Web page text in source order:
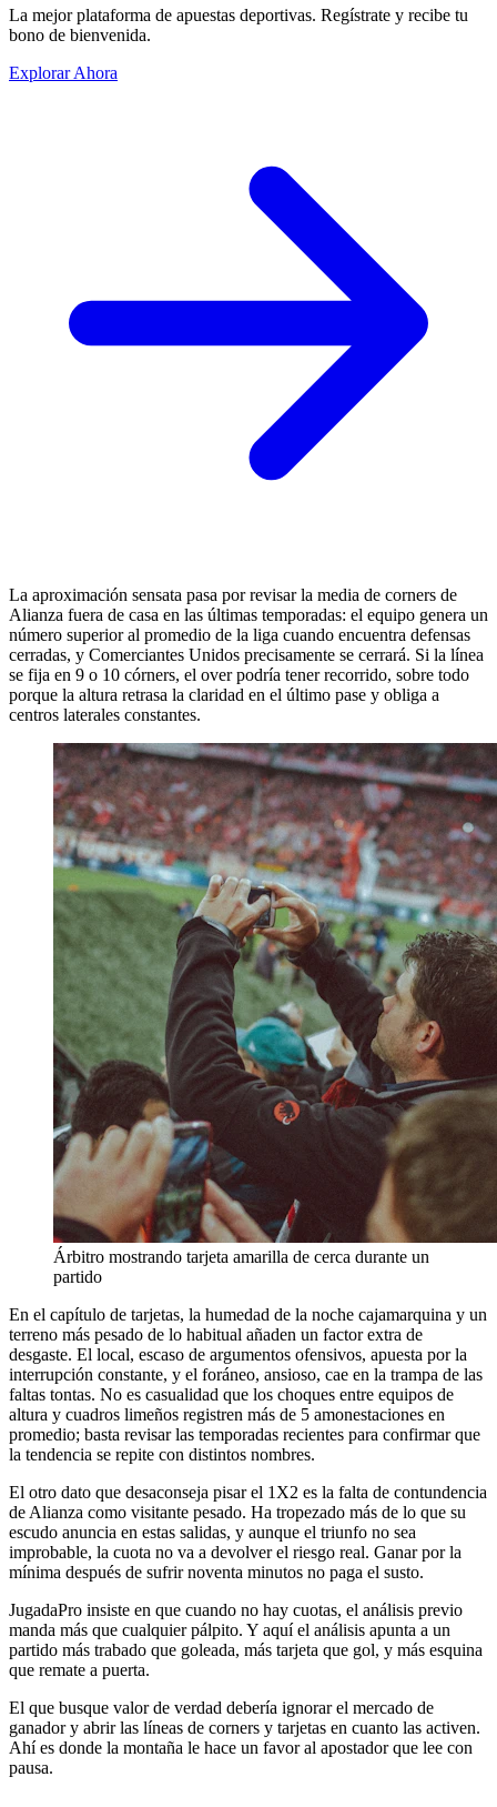
La mejor plataforma de apuestas deportivas. Regístrate y recibe tu
bono de bienvenida.
Explorar Ahora
La aproximación sensata pasa por revisar la media de corners de
Alianza fuera de casa en las últimas temporadas: el equipo genera un
número superior al promedio de la liga cuando encuentra defensas
cerradas, y Comerciantes Unidos precisamente se cerrará. Si la línea
se fija en 9 o 10 córners, el over podría tener recorrido, sobre todo
porque la altura retrasa la claridad en el último pase y obliga a
centros laterales constantes.
Árbitro mostrando tarjeta amarilla de cerca durante un
partido
En el capítulo de tarjetas, la humedad de la noche cajamarquina y un
terreno más pesado de lo habitual añaden un factor extra de
desgaste. El local, escaso de argumentos ofensivos, apuesta por la
interrupción constante, y el foráneo, ansioso, cae en la trampa de las
faltas tontas. No es casualidad que los choques entre equipos de
altura y cuadros limeños registren más de 5 amonestaciones en
promedio; basta revisar las temporadas recientes para confirmar que
la tendencia se repite con distintos nombres.
El otro dato que desaconseja pisar el 1X2 es la falta de contundencia
de Alianza como visitante pesado. Ha tropezado más de lo que su
escudo anuncia en estas salidas, y aunque el triunfo no sea
improbable, la cuota no va a devolver el riesgo real. Ganar por la
mínima después de sufrir noventa minutos no paga el susto.
JugadaPro insiste en que cuando no hay cuotas, el análisis previo
manda más que cualquier pálpito. Y aquí el análisis apunta a un
partido más trabado que goleada, más tarjeta que gol, y más esquina
que remate a puerta.
El que busque valor de verdad debería ignorar el mercado de
ganador y abrir las líneas de corners y tarjetas en cuanto las activen.
Ahí es donde la montaña le hace un favor al apostador que lee con
pausa.